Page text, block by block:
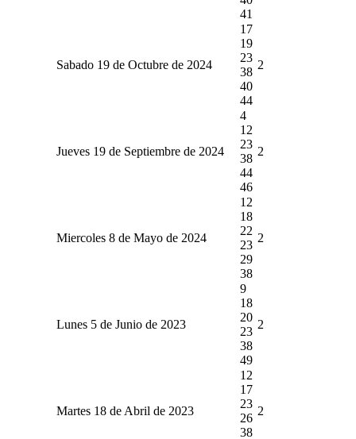
41
Sabado 19 de Octubre de 2024
17
19
23
38
40
44
2
Jueves 19 de Septiembre de 2024
4
12
23
38
44
46
2
Miercoles 8 de Mayo de 2024
12
18
22
23
29
38
2
Lunes 5 de Junio de 2023
9
18
20
23
38
49
2
Martes 18 de Abril de 2023
12
17
23
26
38
2